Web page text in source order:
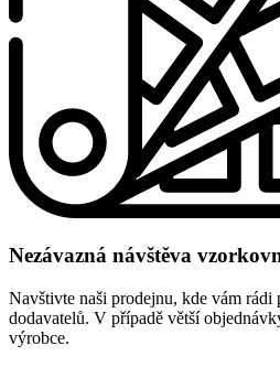
Nezávazná návštěva
Navštivte naši prodejnu, kde vám rádi
dodavatelů. V případě větší
výrobce.